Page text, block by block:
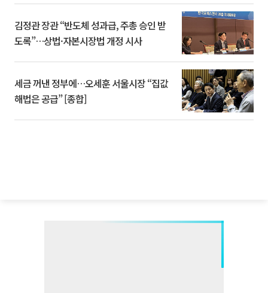
김정관 장관 “반도체 성과급, 주총 승인 받
도록”…상법·자본시장법 개정 시사
세금 꺼낸 정부에…오세훈 서울시장 “집값
해법은 공급” [종합]